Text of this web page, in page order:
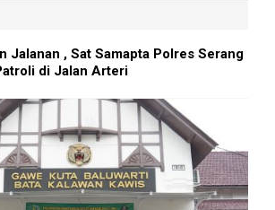
Jalanan , Sat Samapta Polres Serang
di Jalan Arteri